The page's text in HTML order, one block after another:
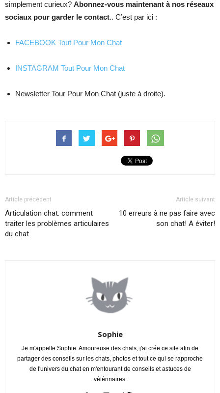
simplement curieux? Abonnez-vous maintenant à nos réseaux
sociaux pour garder le contact.. C’est par ici :
FACEBOOK Tout Pour Mon Chat
INSTAGRAM Tout Pour Mon Chat
Newsletter Tour Pour Mon Chat (juste à droite).
Article précédent
Articulation chat: comment
traiter les problèmes articulaires
du chat
Article suivant
10 erreurs à ne pas faire avec
son chat! A éviter!
Sophie
Je m'appelle Sophie. Amoureuse des chats, j'ai crée ce site afin de
partager des conseils sur les chats, photos et tout ce qui se rapproche
de l'univers du chat en m'entourant de conseils et astuces de
vétérinaires.